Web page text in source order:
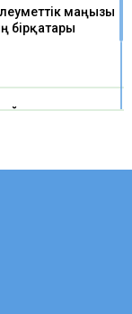
маңызы
бірқатары
телевизиялық